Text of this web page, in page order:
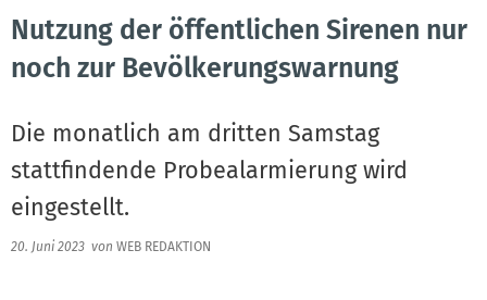
Nutzung der öffentlichen Sirenen nur
noch zur Bevölkerungswarnung
Die monatlich am dritten Samstag
stattfindende Probealarmierung wird
eingestellt.
20. Juni 2023 von WEB REDAKTION